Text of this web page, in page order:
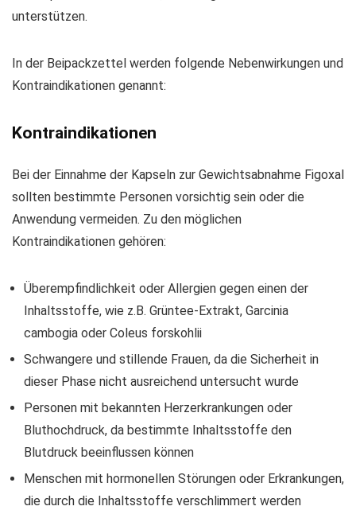
unterstützen.
In der Beipackzettel werden folgende Nebenwirkungen und
Kontraindikationen genannt:
Kontraindikationen
Bei der Einnahme der Kapseln zur Gewichtsabnahme Figoxal
sollten bestimmte Personen vorsichtig sein oder die
Anwendung vermeiden. Zu den möglichen
Kontraindikationen gehören:
Überempfindlichkeit oder Allergien gegen einen der
Inhaltsstoffe, wie z.B. Grüntee-Extrakt, Garcinia
cambogia oder Coleus forskohlii
Schwangere und stillende Frauen, da die Sicherheit in
dieser Phase nicht ausreichend untersucht wurde
Personen mit bekannten Herzerkrankungen oder
Bluthochdruck, da bestimmte Inhaltsstoffe den
Blutdruck beeinflussen können
Menschen mit hormonellen Störungen oder Erkrankungen,
die durch die Inhaltsstoffe verschlimmert werden